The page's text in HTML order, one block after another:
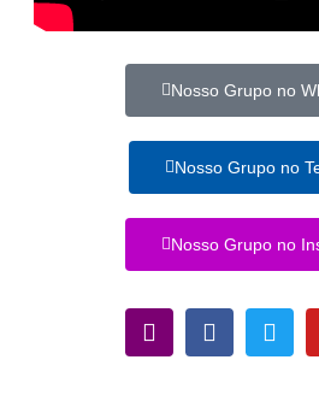
Nosso Grupo no
Nosso Grupo no
Nosso Grupo no